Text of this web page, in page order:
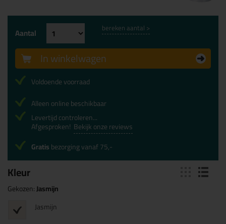
Kleur
Gekozen:Jasmijn
Jasmijn
Aantal bereken aantal >
In winkelwagen
Voldoende voorraad
Alleen online beschikbaar
Levertijd controleren...
Afgesproken! Bekijk onze reviews
Gratisbezorging vanaf 75,-